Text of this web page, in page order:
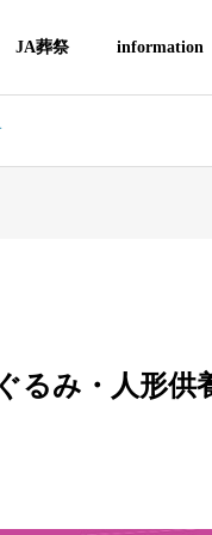
JA葬祭 information
るみ・人形供